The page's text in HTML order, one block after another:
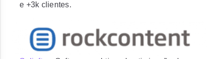
e +3k clientes.